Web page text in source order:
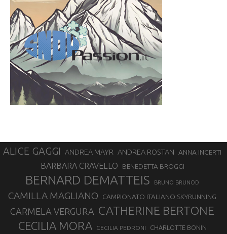
ALICE GAGGI ANDREA MAYR ANDREA ROSTAN ANNA INCERTI
BARBARA CRAVELLO BENEDETTA BROGGI
BERNARD DEMATTEIS BRUNO BRUNOD
CAMILLA MAGLIANO CAMPIONATO ITALIANO SKYRUNNING
CARMELA VERGURA CATHERINE BERTONE
CECILIA MORA CECILIA PEDRONI CHARLOTTE BONIN